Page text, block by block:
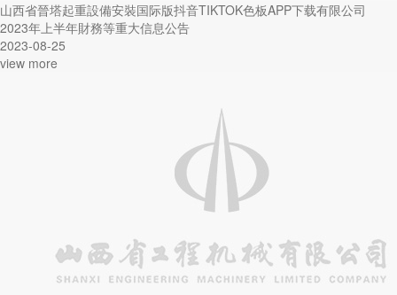
山西省晉塔起重設備安裝国际版抖音TIKTOK色板APP下载有限公司
2023年上半年財務等重大信息公告
2023-08-25
view more